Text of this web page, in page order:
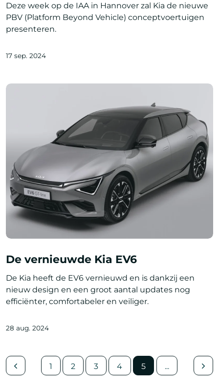
Deze week op de IAA in Hannover zal Kia de nieuwe
PBV (Platform Beyond Vehicle) conceptvoertuigen
presenteren.
17 sep. 2024
De vernieuwde Kia EV6
De Kia heeft de EV6 vernieuwd en is dankzij een
nieuw design en een groot aantal updates nog
efficiënter, comfortabeler en veiliger.
28 aug. 2024
1 2 3 4 5 ...